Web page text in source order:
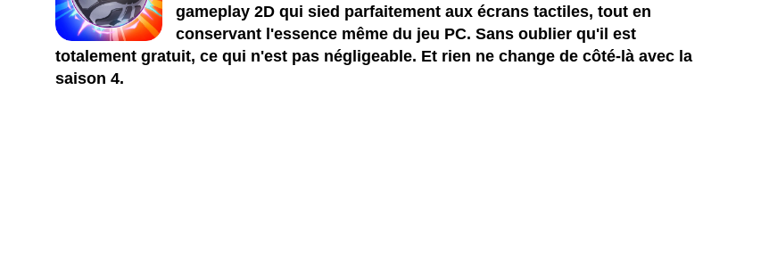
gameplay 2D qui sied parfaitement aux écrans tactiles, tout en
conservant l'essence même du jeu PC. Sans oublier qu'il est
totalement gratuit, ce qui n'est pas négligeable. Et rien ne change de côté-là avec la
saison 4.